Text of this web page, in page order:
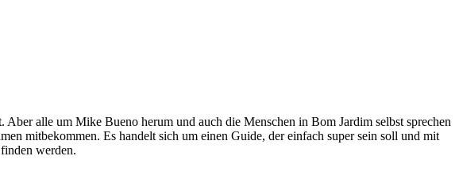
alle um Mike Bueno herum und auch die Menschen in Bom Jardim selbst sprechen
mitbekommen. Es handelt sich um einen Guide, der einfach super sein soll und mit
werden.